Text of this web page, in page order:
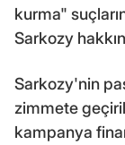
kurma"
Sarkozy
Sarkozy'nin
zimmete
kampanya